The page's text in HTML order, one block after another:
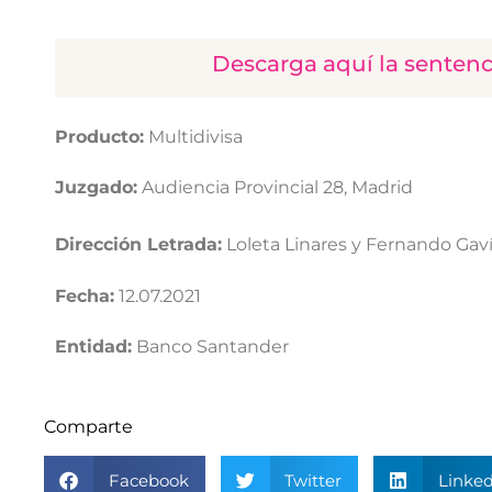
Descarga aquí la
Producto: Multidivisa
Juzgado: Audiencia Provincial 28, Madrid
Dirección Letrada: Loleta Linares y Fernando
Fecha: 12.07.2021
Entidad: Banco Santander
Comparte
Facebook Twitter